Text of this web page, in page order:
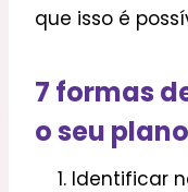
que isso é
7 formas
o seu
Identificar